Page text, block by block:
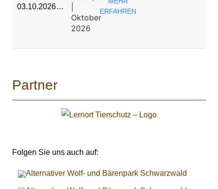
03.10.2026…
Oktober
2026
ERFAHREN
Partner
Folgen Sie uns auch auf: